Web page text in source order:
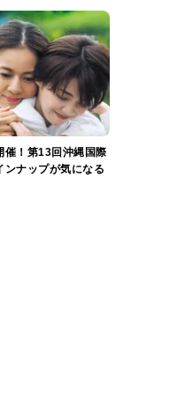
催！第13回沖縄国際
ンナップが気になる